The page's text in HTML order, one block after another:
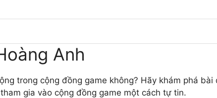
Anh
trong cộng đồng game không? Hãy khám phá bài
gia vào cộng đồng game một cách tự tin.